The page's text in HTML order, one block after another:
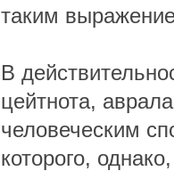
таким
В
цейтнота,
человеческим
которого,